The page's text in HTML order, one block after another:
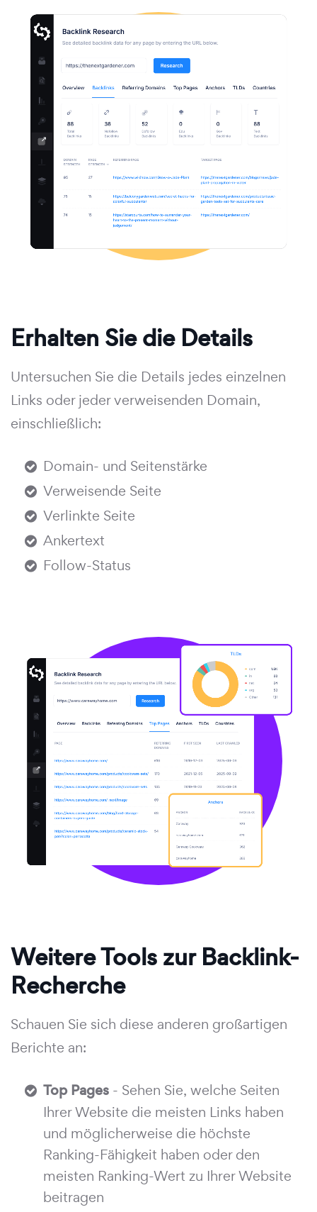
Erhalten Sie die Details
Untersuchen Sie die Details jedes einzelnen
Links oder jeder verweisenden Domain,
einschließlich:
Domain- und Seitenstärke
Verweisende Seite
Verlinkte Seite
Ankertext
Follow-Status
Weitere Tools zur Backlink-
Recherche
Schauen Sie sich diese anderen großartigen
Berichte an:
Top Pages - Sehen Sie, welche Seiten
Ihrer Website die meisten Links haben
und möglicherweise die höchste
Ranking-Fähigkeit haben oder den
meisten Ranking-Wert zu Ihrer Website
beitragen